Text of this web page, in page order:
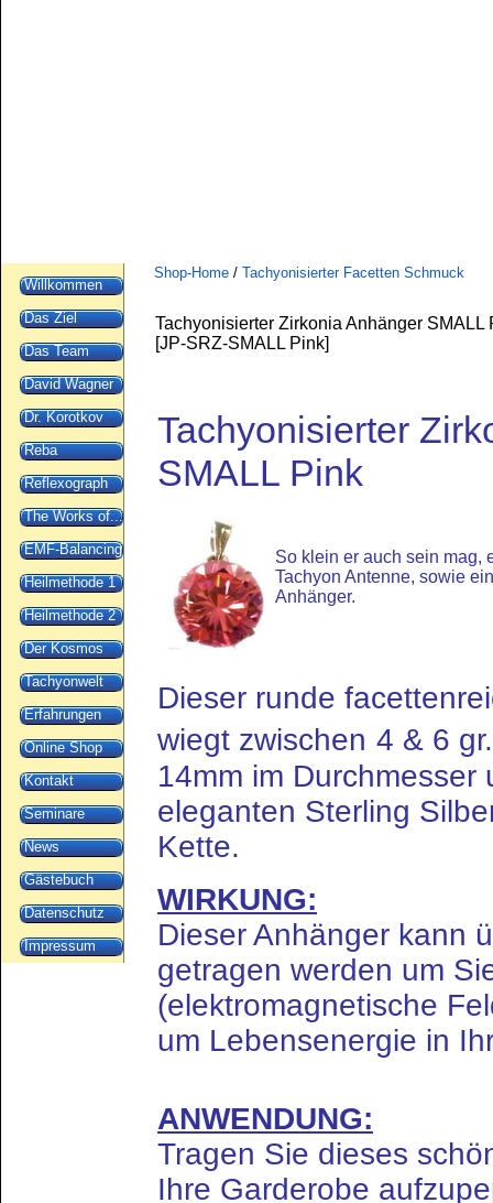
Willkommen
Das Ziel
Das Team
David Wagner
Dr. Korotkov
Reba
Reflexograph
The Works of...
EMF-Balancing
Heilmethode 1
Heilmethode 2
Der Kosmos
Tachyonwelt
Erfahrungen
Online Shop
Kontakt
Seminare
News
Gästebuch
Datenschutz
Impressum
Shop-Home / Tachyonisierter Facetten Schmuck
Tachyonisierter Zirkonia Anhänger SMALL
[JP-SRZ-SMALL Pink]
Tachyonisierter
SMALL Pink
So klein er auch sein mag,
Tachyon Antenne, sowie
Anhänger.
Dieser runde
wiegt zwischen 4 & 6
14mm im Durchmesser
eleganten Sterling
Kette.
WIRKUNG:
Dieser Anhänger kann
getragen werden um
(elektromagnetische
um Lebensenergie in
ANWENDUNG:
Tragen Sie dieses
Ihre Garderobe